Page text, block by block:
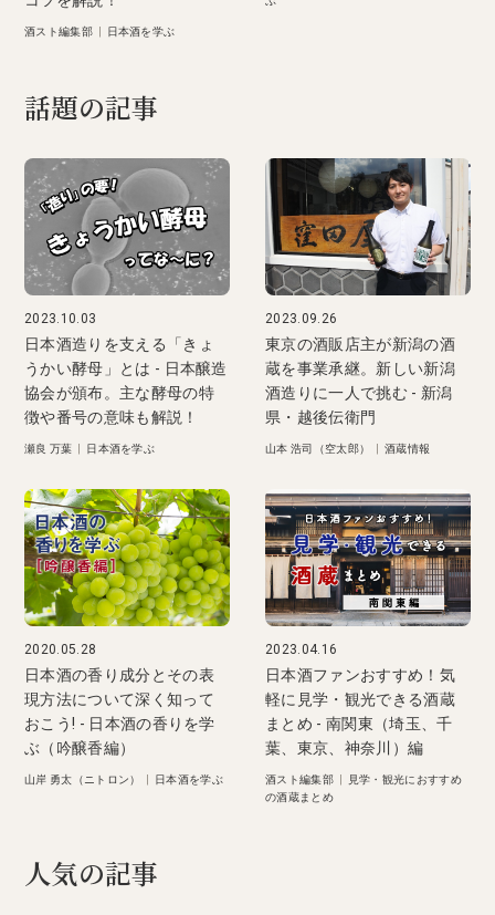
酒スト編集部| 日本酒を学ぶ
話題の記事
2023.10.03
日本酒造りを支える「きょ
うかい酵母」とは - 日本醸造
協会が頒布。主な酵母の特
徴や番号の意味も解説！
瀬良 万葉 日本酒を学ぶ
2023.09.26
東京の酒販店主が新潟の酒
蔵を事業承継。新しい新潟
酒造りに一人で挑む - 新潟
県・越後伝衛門
山本 浩司（空太郎） 酒蔵情報
2020.05.28
日本酒の香り成分とその表
現方法について深く知って
おこう! - 日本酒の香りを学
ぶ（吟醸香編）
山岸 勇太（ニトロン） 日本酒を学ぶ
2023.04.16
日本酒ファンおすすめ！気
軽に見学・観光できる酒蔵
まとめ - 南関東（埼玉、千
葉、東京、神奈川）編
酒スト編集部
見学・観光におすすめ
の酒蔵まとめ
人気の記事